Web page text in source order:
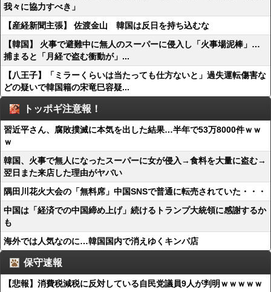
我々に協力すべき」
【産経新聞主張】 佐渡金山 韓国は反日を持ち込むな
【韓国】 火事で避難中に無人のスーパーに侵入し「火事場泥棒」…
捕まると「月経で盗む衝動が」...
【八王子】「ミラーくらいは当たっても仕方ないと」過失運転傷害な
どの疑いで韓国籍の宋竜巳容疑...
トッポギ注意報！
習近平さん、腐敗撲滅に本気を出した結果…半年で53万8000件ｗｗ
ｗ
韓国、火事で無人になったスーパーに女が侵入→食料を大量に盗む→
翌日また来店した理由がヤバい
隅田川花火大会の「無料席」中国SNSで普通に転売されていた・・・
中国は「経済での中国締め上げ」続けるトランプ大統領に感謝するか
も
海外では人気なのに…韓国国内で消えゆくキンパ店
保守速報
【悲報】消費税減税に反対している自民党議員9人が判明ｗｗｗｗｗ